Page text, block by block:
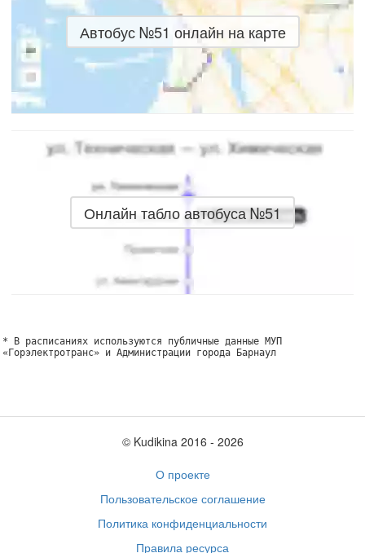
Автобус №51 онлайн на карте
Онлайн табло автобуса №51
* В расписаниях используются публичные данные МУП
«Горэлектротранс» и Администрации города Барнаул
© Kudikina 2016 ‐ 2026
О проекте
Пользовательское соглашение
Политика конфиденциальности
Правила ресурса